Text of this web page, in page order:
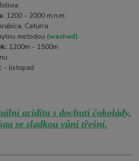
1200 - 2000 m.n.m.
Caturra
metodou (washed)
1200m - 1500m
- listopad
acidita s dochutí čokolády,
se sladkou vůní třešní.